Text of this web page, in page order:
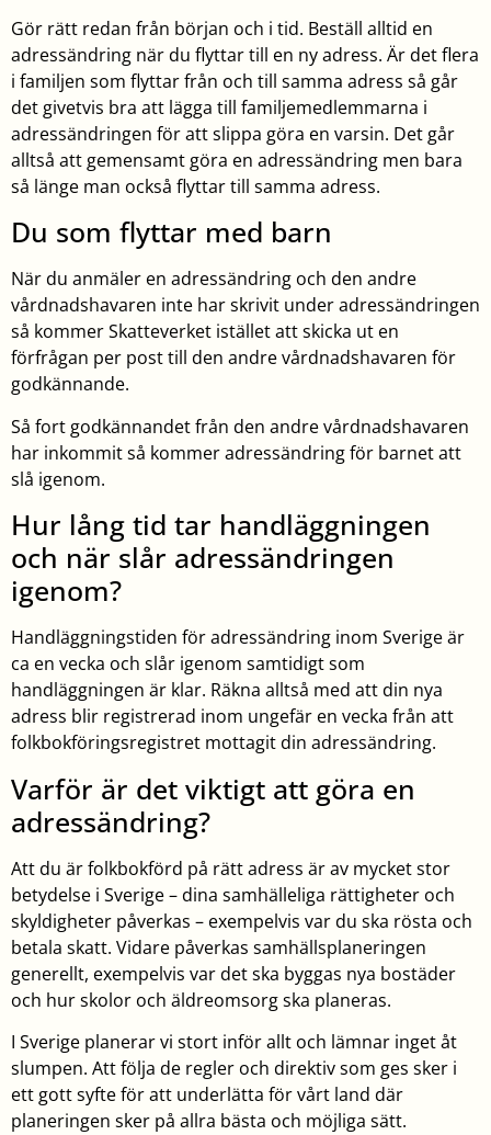
Gör rätt redan från början och i tid. Beställ alltid en
adressändring när du flyttar till en ny adress. Är det flera
i familjen som flyttar från och till samma adress så går
det givetvis bra att lägga till familjemedlemmarna i
adressändringen för att slippa göra en varsin. Det går
alltså att gemensamt göra en adressändring men bara
så länge man också flyttar till samma adress.
Du som flyttar med barn
När du anmäler en adressändring och den andre
vårdnadshavaren inte har skrivit under adressändringen
så kommer Skatteverket istället att skicka ut en
förfrågan per post till den andre vårdnadshavaren för
godkännande.
Så fort godkännandet från den andre vårdnadshavaren
har inkommit så kommer adressändring för barnet att
slå igenom.
Hur lång tid tar handläggningen
och när slår adressändringen
igenom?
Handläggningstiden för adressändring inom Sverige är
ca en vecka och slår igenom samtidigt som
handläggningen är klar. Räkna alltså med att din nya
adress blir registrerad inom ungefär en vecka från att
folkbokföringsregistret mottagit din adressändring.
Varför är det viktigt att göra en
adressändring?
Att du är folkbokförd på rätt adress är av mycket stor
betydelse i Sverige – dina samhälleliga rättigheter och
skyldigheter påverkas – exempelvis var du ska rösta och
betala skatt. Vidare påverkas samhällsplaneringen
generellt, exempelvis var det ska byggas nya bostäder
och hur skolor och äldreomsorg ska planeras.
I Sverige planerar vi stort inför allt och lämnar inget åt
slumpen. Att följa de regler och direktiv som ges sker i
ett gott syfte för att underlätta för vårt land där
planeringen sker på allra bästa och möjliga sätt.